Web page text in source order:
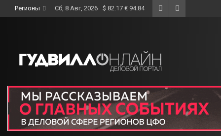
to
Регионы Сб, 8 Авг, 2026 $ 82.17 € 94.84